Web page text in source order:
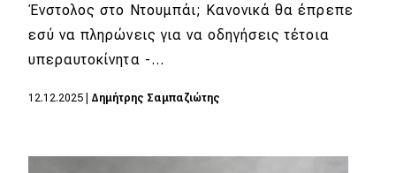
Ένστολος στο Ντουμπάι; Κανονικά θα έπρεπε
εσύ να πληρώνεις για να οδηγήσεις τέτοια
υπεραυτοκίνητα -…
12.12.2025 Δημήτρης Σαμπαζιώτης